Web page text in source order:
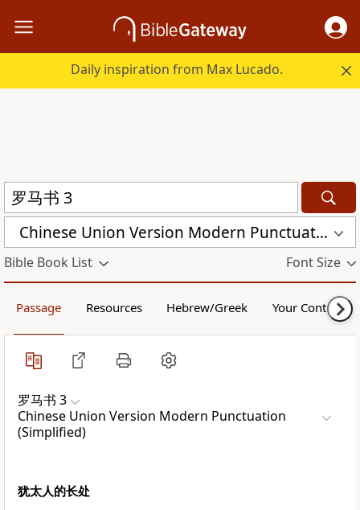
Daily inspiration from Max Lucado.
Chinese Union Version Modern Punctuation (Simplified) (CUVMPS)
Bible Book List Font Size
Passage Resources Hebrew/Greek Your Content
罗马书 3
Chinese Union Version Modern Punctuation
(Simplified)
犹太人的长处